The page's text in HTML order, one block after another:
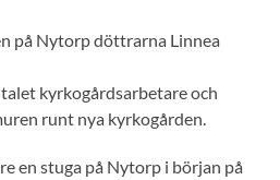
på Nytorp döttrarna Linnea
kyrkogårdsarbetare och
runt nya kyrkogården.
en stuga på Nytorp i början på